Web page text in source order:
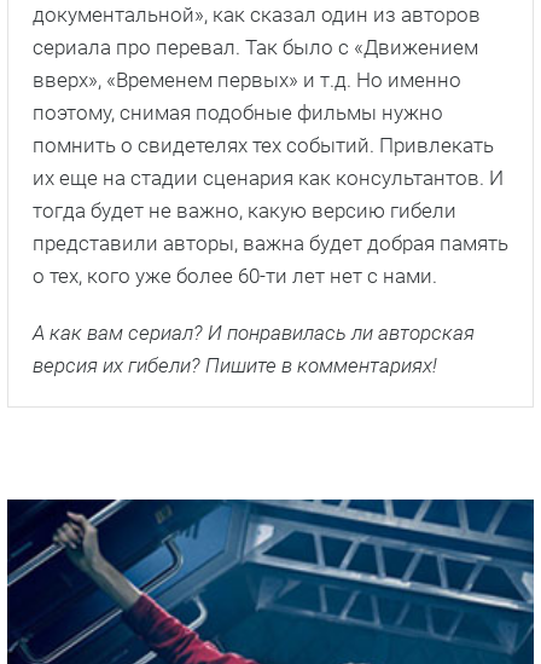
документальной», как сказал один из авторов
сериала про перевал. Так было с «Движением
вверх», «Временем первых» и т.д. Но именно
поэтому, снимая подобные фильмы нужно
помнить о свидетелях тех событий. Привлекать
их еще на стадии сценария как консультантов. И
тогда будет не важно, какую версию гибели
представили авторы, важна будет добрая память
о тех, кого уже более 60-ти лет нет с нами.
А как вам сериал? И понравилась ли авторская
версия их гибели? Пишите в комментариях!